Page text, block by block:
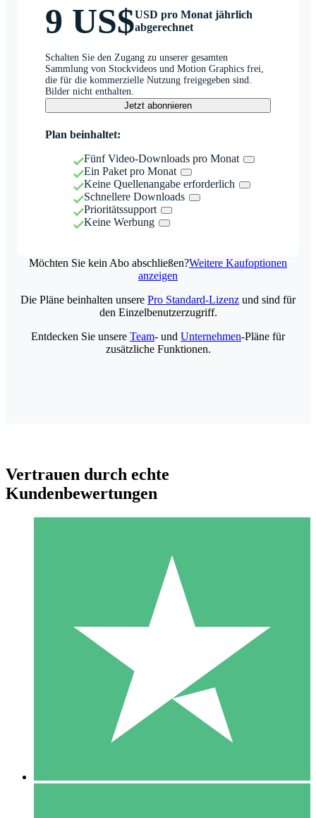
9 US$USD pro Monat jährlich
abgerechnet
Schalten Sie den Zugang zu unserer gesamten
Sammlung von Stockvideos und Motion Graphics frei,
die für die kommerzielle Nutzung freigegeben sind.
Bilder nicht enthalten.
Jetzt abonnieren
Plan beinhaltet:
Fünf Video-Downloads pro Monat
Ein Paket pro Monat
Keine Quellenangabe erforderlich
Schnellere Downloads
Prioritätssupport
Keine Werbung
Möchten Sie kein Abo abschließen?Weitere Kaufoptionen
anzeigen
Individuelle Credit-Pakete
Zahlen Sie nach Bedarf mit Download-Credits. Keine
monatliche Verpflichtung erforderlich.
10 00
Die Pläne beinhalten unsere Pro Standard-Lizenz und sind für
den Einzelbenutzerzugriff.
Entdecken Sie unsere Team- und Unternehmen-Pläne für
zusätzliche Funktionen.
Vertrauen durch echte
Kundenbewertungen